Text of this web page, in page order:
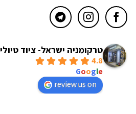
טרקומניה ישראל- ציוד
4.8
Google
review us on